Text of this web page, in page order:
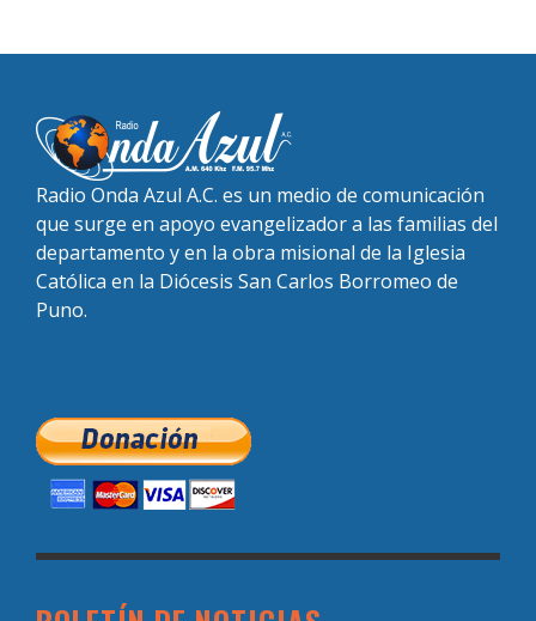
Radio Onda Azul A.C. es un medio de comunicación
que surge en apoyo evangelizador a las familias del
departamento y en la obra misional de la Iglesia
Católica en la Diócesis San Carlos Borromeo de
Puno.